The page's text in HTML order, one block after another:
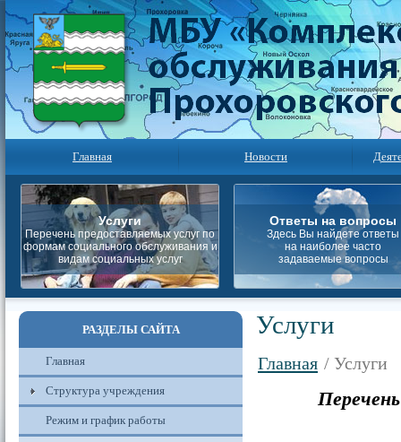
Главная Новости
Услуги
Перечень предоставляемых услуг по
формам социального обслуживания и
видам социальных услуг
Ответы на вопросы
Здесь Вы найдете ответы
на наиболее часто
задаваемые вопросы
РАЗДЕЛЫ САЙТА
Главная
Структура учреждения
Режим и график работы
Услуги
Главная / Услуги